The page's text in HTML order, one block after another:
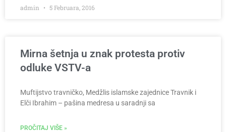
admin 5 Februara, 2016
Mirna šetnja u znak protesta protiv
odluke VSTV-a
Muftijstvo travničko, Medžlis islamske zajednice Travnik i
Elči Ibrahim – pašina medresa u saradnji sa
PROČITAJ VIŠE »